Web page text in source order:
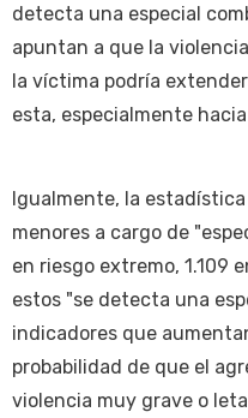
detecta una especial
apuntan a que la
la víctima podría
esta, especialmente
Igualmente, la
menores a cargo de
en riesgo extremo, 1.109
estos "se detecta una
indicadores que
probabilidad de que el
violencia muy grave o